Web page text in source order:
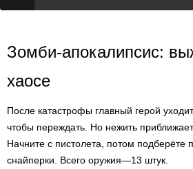
Зомби-апокалипсис:
хаосе
После катастрофы главный герой
чтобы переждать. Но нежить
Начните с пистолета, потом подберёте
снайперки. Всего оружия—13 штук.